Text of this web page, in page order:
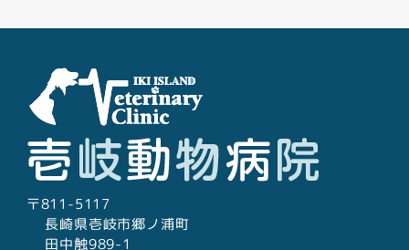
〒811-5117
長崎県壱岐市郷ノ浦町
田中触989-1